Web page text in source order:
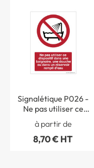
Signalétique P026 -
Ne pas utiliser ce
dispositif dans une
baignoire ou une
douche - ISO 7010
à partir de
8,70 € HT